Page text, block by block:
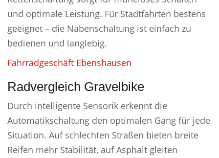
und optimale Leistung. Für Stadtfahrten bestens
geeignet – die Nabenschaltung ist einfach zu
bedienen und langlebig.
Fahrradgeschäft Ebenshausen
Radvergleich Gravelbike
Durch intelligente Sensorik erkennt die
Automatikschaltung den optimalen Gang für jede
Situation. Auf schlechten Straßen bieten breite
Reifen mehr Stabilität, auf Asphalt gleiten